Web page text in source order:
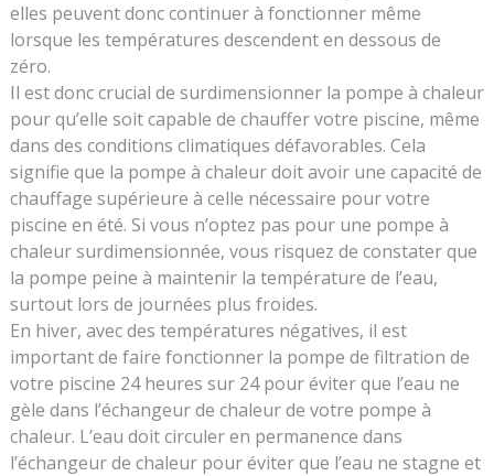
elles peuvent donc continuer à fonctionner même
lorsque les températures descendent en dessous de
zéro.
Il est donc crucial de surdimensionner la pompe à chaleur
pour qu’elle soit capable de chauffer votre piscine, même
dans des conditions climatiques défavorables. Cela
signifie que la pompe à chaleur doit avoir une capacité de
chauffage supérieure à celle nécessaire pour votre
piscine en été. Si vous n’optez pas pour une pompe à
chaleur surdimensionnée, vous risquez de constater que
la pompe peine à maintenir la température de l’eau,
surtout lors de journées plus froides.
En hiver, avec des températures négatives, il est
important de faire fonctionner la pompe de filtration de
votre piscine 24 heures sur 24 pour éviter que l’eau ne
gèle dans l’échangeur de chaleur de votre pompe à
chaleur. L’eau doit circuler en permanence dans
l’échangeur de chaleur pour éviter que l’eau ne stagne et